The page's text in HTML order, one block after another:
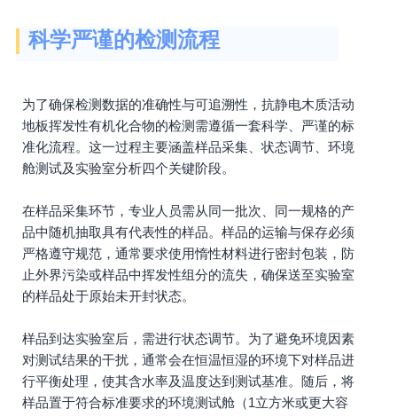
科学严谨的检测流程
为了确保检测数据的准确性与可追溯性，抗静电木质活动
地板挥发性有机化合物的检测需遵循一套科学、严谨的标
准化流程。这一过程主要涵盖样品采集、状态调节、环境
舱测试及实验室分析四个关键阶段。
在样品采集环节，专业人员需从同一批次、同一规格的产
品中随机抽取具有代表性的样品。样品的运输与保存必须
严格遵守规范，通常要求使用惰性材料进行密封包装，防
止外界污染或样品中挥发性组分的流失，确保送至实验室
的样品处于原始未开封状态。
样品到达实验室后，需进行状态调节。为了避免环境因素
对测试结果的干扰，通常会在恒温恒湿的环境下对样品进
行平衡处理，使其含水率及温度达到测试基准。随后，将
样品置于符合标准要求的环境测试舱（1立方米或更大容